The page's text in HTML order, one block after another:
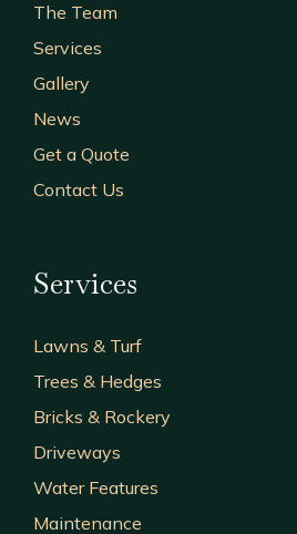
The Team
Services
Gallery
News
Get a Quote
Contact Us
Services
Lawns & Turf
Trees & Hedges
Bricks & Rockery
Driveways
Water Features
Maintenance